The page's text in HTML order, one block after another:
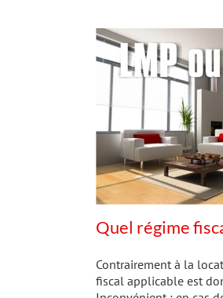
Quel régime
Contrairement à la
fiscal applicable est